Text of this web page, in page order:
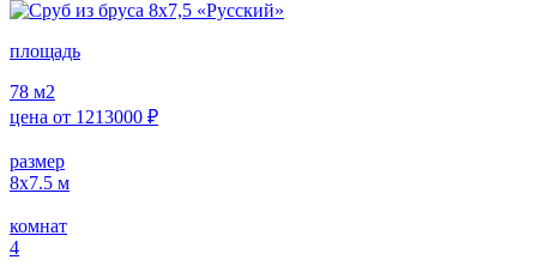
площадь
78 м2
цена от 1213000 ₽
размер
8х7.5 м
комнат
4